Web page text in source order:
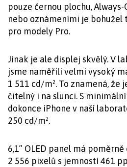
pouze černou plochu,
nebo oznámeními je bohužel
pro modely Pro.
Jinak je ale displej skvělý. V
jsme naměřili velmi vysoký
1 511 cd/m². To znamená, že
čitelný i na slunci. S
dokonce iPhone v naší
250 cd/m².
6,1” OLED panel má
2 556 pixelů s jemností 461